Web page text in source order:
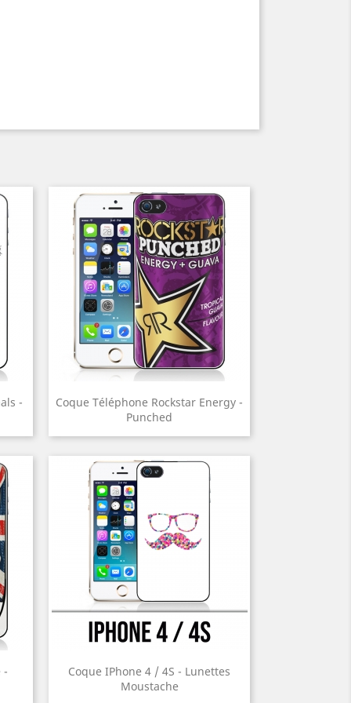
-
Coque Téléphone Rockstar Energy -
Punched
-
Coque IPhone 4 / 4S - Lunettes
Moustache